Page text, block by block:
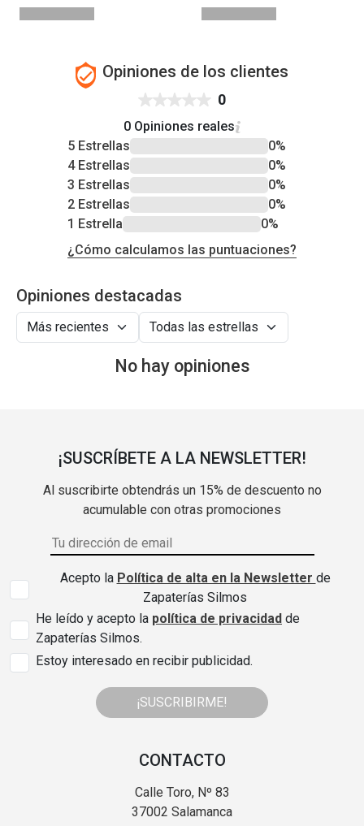
Opiniones de los clientes
0
0 Opiniones reales
5 Estrellas
0%
4 Estrellas
0%
3 Estrellas
0%
2 Estrellas
0%
1 Estrella
0%
¿Cómo calculamos las puntuaciones?
Opiniones destacadas
No hay opiniones
¡SUSCRÍBETE A LA NEWSLETTER!
Al suscribirte obtendrás un 15% de descuento no
acumulable con otras promociones
Acepto la Política de alta en la Newsletter de
Zapaterías Silmos
He leído y acepto la política de privacidad de
Zapaterías Silmos.
Estoy interesado en recibir publicidad.
¡SUSCRIBIRME!
CONTACTO
Calle Toro, Nº 83
37002 Salamanca